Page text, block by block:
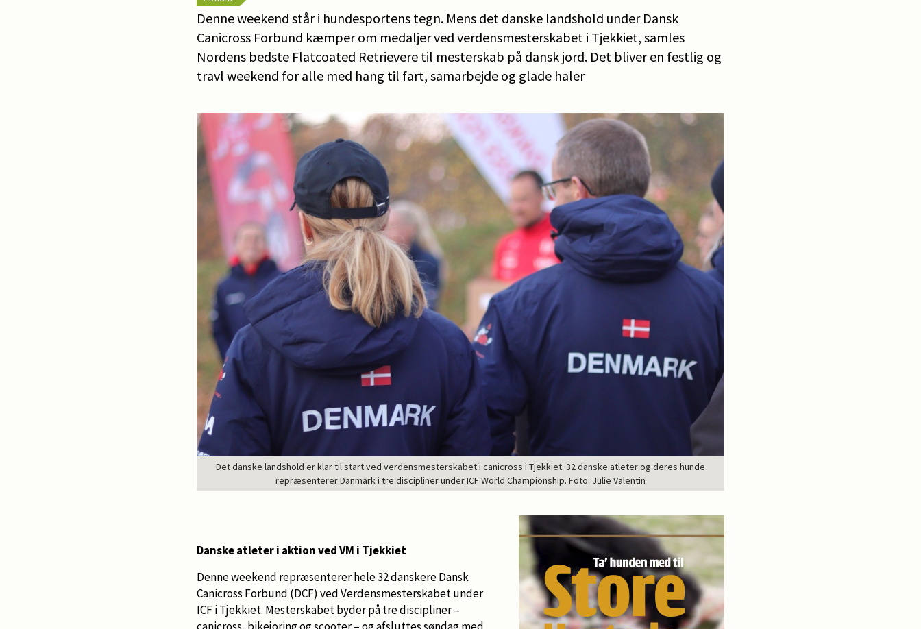
Denne weekend står i hundesportens tegn. Mens det danske landshold under Dansk
Canicross Forbund kæmper om medaljer ved verdensmesterskabet i Tjekkiet, samles
Nordens bedste Flatcoated Retrievere til mesterskab på dansk jord. Det bliver en festlig og
travl weekend for alle med hang til fart, samarbejde og glade haler
Det danske landshold er klar til start ved verdensmesterskabet i canicross i Tjekkiet. 32 danske atleter og deres hunde
repræsenterer Danmark i tre discipliner under ICF World Championship. Foto: Julie Valentin
Danske atleter i aktion ved VM i Tjekkiet
Denne weekend repræsenterer hele 32 danskere Dansk
Canicross Forbund (DCF) ved Verdensmesterskabet under
ICF i Tjekkiet. Mesterskabet byder på tre discipliner –
canicross, bikejoring og scooter – og afsluttes søndag med